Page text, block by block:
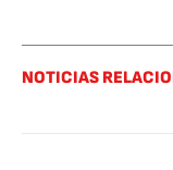
NOTICIAS